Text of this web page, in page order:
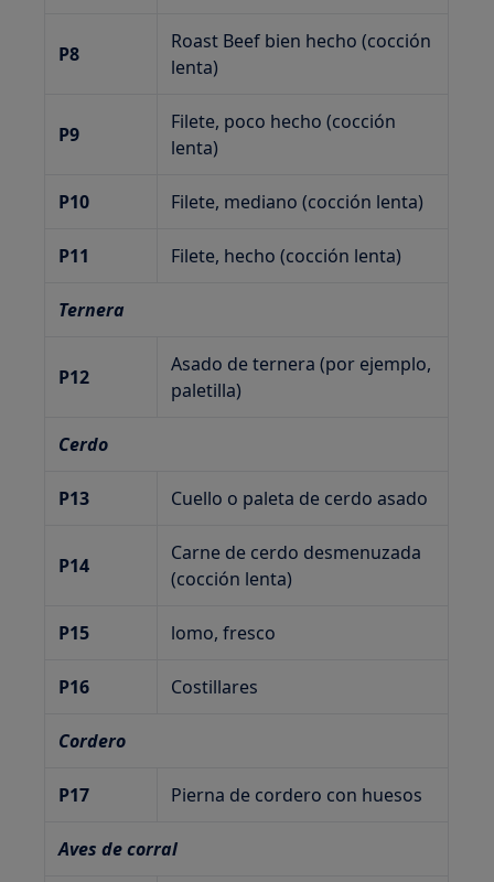
P8
Roast Beef bien hecho (cocción
lenta)
P9
Filete, poco hecho (cocción
lenta)
P10 Filete, mediano (cocción lenta)
P11 Filete, hecho (cocción lenta)
Ternera
P12
Asado de ternera (por ejemplo,
paletilla)
Cerdo
P13 Cuello o paleta de cerdo asado
P14
Carne de cerdo desmenuzada
(cocción lenta)
P15 lomo, fresco
P16 Costillares
Cordero
P17 Pierna de cordero con huesos
Aves de corral